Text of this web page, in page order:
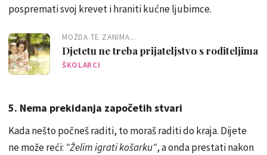
pospremati svoj krevet i hraniti kućne ljubimce.
MOŽDA TE ZANIMA...
Djetetu ne treba prijateljstvo s roditeljima
ŠKOLARCI
5. Nema prekidanja započetih stvari
Kada nešto počneš raditi, to moraš raditi do kraja. Dijete
ne može reći: "Želim igrati košarku", a onda prestati nakon